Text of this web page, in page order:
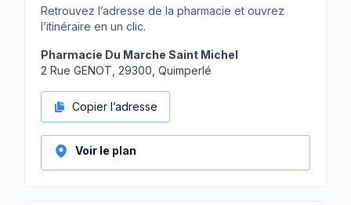
Retrouvez l’adresse de la pharmacie et ouvrez
l’itinéraire en un clic.
Pharmacie Du Marche Saint Michel
2 Rue GENOT, 29300, Quimperlé
Copier l’adresse
Voir le plan